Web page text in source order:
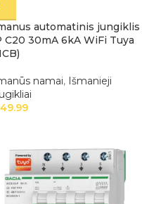
automatinis jungiklis
C20 30mA 6kA WiFi Tuya
namai, Išmanieji